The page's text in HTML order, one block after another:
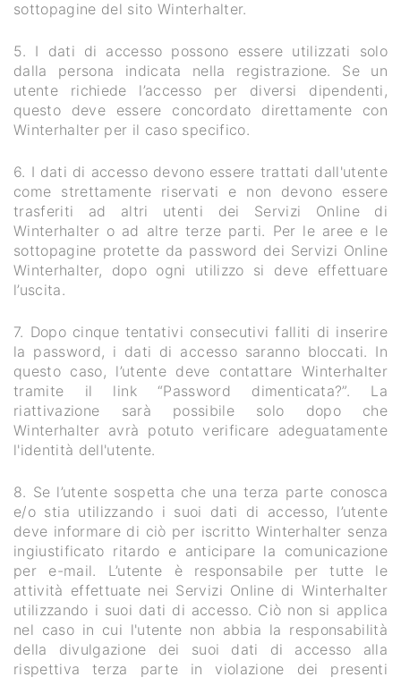
sottopagine del sito Winterhalter.
5. I dati di accesso possono essere utilizzati solo
dalla persona indicata nella registrazione. Se un
utente richiede l’accesso per diversi dipendenti,
questo deve essere concordato direttamente con
Winterhalter per il caso specifico.
6. I dati di accesso devono essere trattati dall'utente
come strettamente riservati e non devono essere
trasferiti ad altri utenti dei Servizi Online di
Winterhalter o ad altre terze parti. Per le aree e le
sottopagine protette da password dei Servizi Online
Winterhalter, dopo ogni utilizzo si deve effettuare
l’uscita.
7. Dopo cinque tentativi consecutivi falliti di inserire
la password, i dati di accesso saranno bloccati. In
questo caso, l’utente deve contattare Winterhalter
tramite il link “Password dimenticata?”. La
riattivazione sarà possibile solo dopo che
Winterhalter avrà potuto verificare adeguatamente
l'identità dell'utente.
8. Se l’utente sospetta che una terza parte conosca
e/o stia utilizzando i suoi dati di accesso, l’utente
deve informare di ciò per iscritto Winterhalter senza
ingiustificato ritardo e anticipare la comunicazione
per e-mail. L’utente è responsabile per tutte le
attività effettuate nei Servizi Online di Winterhalter
utilizzando i suoi dati di accesso. Ciò non si applica
nel caso in cui l'utente non abbia la responsabilità
della divulgazione dei suoi dati di accesso alla
rispettiva terza parte in violazione dei presenti